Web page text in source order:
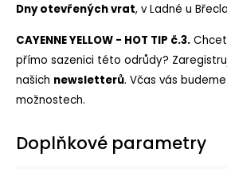
Dny otevřených vrat, v Ladné u
CAYENNE YELLOW - HOT TIP č.3.
přímo sazenici této odrůdy?
našich newsletterů. Včas vás
možnostech.
Doplňkové parametry